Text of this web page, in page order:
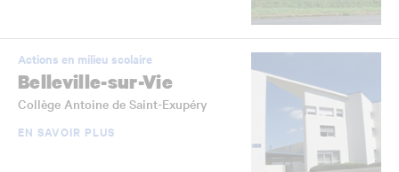
Actions en milieu scolaire
Belleville-sur-Vie
Collège Antoine de Saint-Exupéry
EN SAVOIR PLUS